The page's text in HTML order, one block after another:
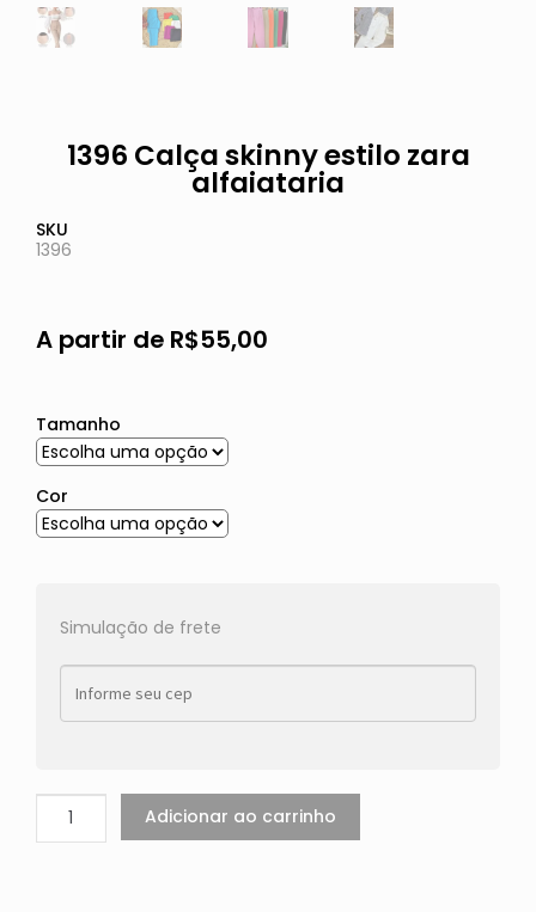
1396 Calça skinny estilo zara
alfaiataria
SKU
1396
A partir de R$55,00
Tamanho
Cor
Simulação de frete
Adicionar ao carrinho